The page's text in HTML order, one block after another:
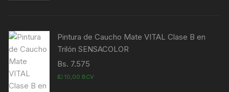
Pintura de Caucho Mate VITAL Clase B en
Trilón SENSACOLOR
Bs. 7.575
💵 10,00 BCV